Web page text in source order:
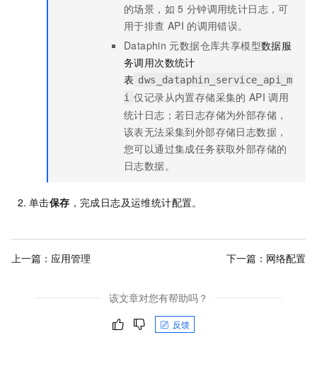
的场景，如 5 分钟调用统计日志，可
用于排查 API 的调用错误。
Dataphin 元数据仓库共享模型数据服
务调用次数统计
表 dws_dataphin_service_api_m
i 仅记录从内置存储采集的 API 调用
统计日志；若日志存储为外部存储，
该表无法采集到外部存储日志数据，
您可以通过集成任务获取外部存储的
日志数据。
单击保存 ，完成日志及运维统计配置。
上一篇： 应用管理 下一篇： 网络配置
该文章对您有帮助吗？
反馈